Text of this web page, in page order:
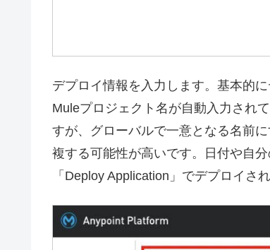
デプロイ情報を入力します。基本的
Muleプロジェクト名が自動入力され
すが、グローバルで一意となる名前
複する可能性が高いです。日付や自
「Deploy Application」でデプロイされ